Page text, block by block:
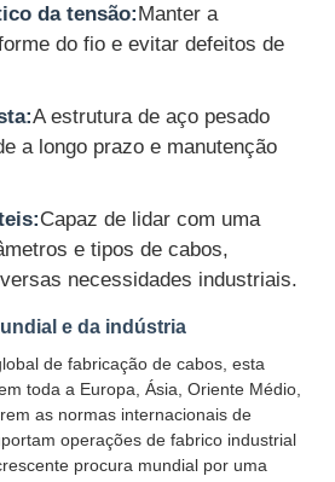
de cabo
cabos
de descascamento
da tensão:Manter a
do fio e evitar defeitos de
A estrutura de aço pesado
a longo prazo e manutenção
Capaz de lidar com uma
e tipos de cabos,
necessidades industriais.
e da indústria
de fabricação de cabos, esta
toda a Europa, Ásia, Oriente Médio,
as normas internacionais de
operações de fabrico industrial
procura mundial por uma